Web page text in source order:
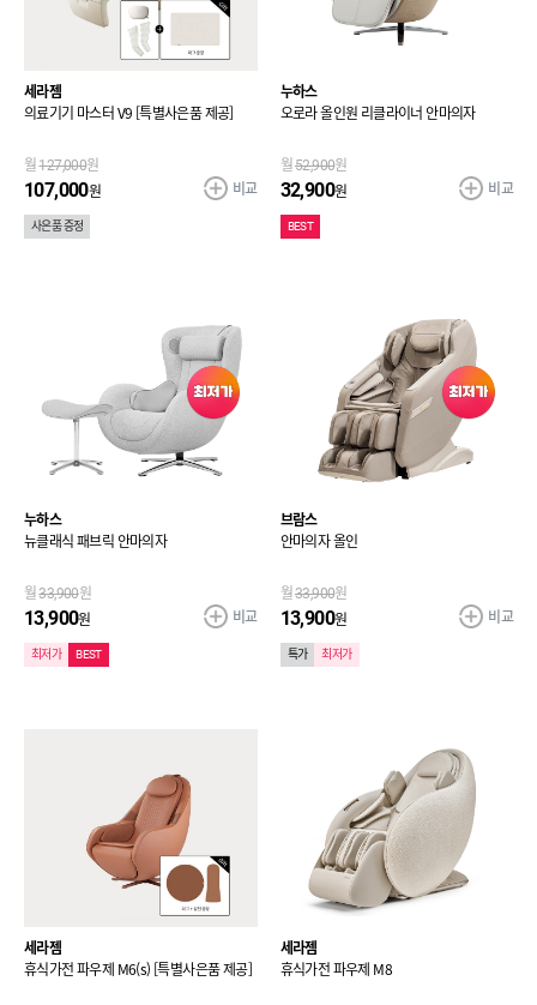
세라젬
의료기기 마스터 V9 [특별사은품 제공]
월127,000원
107,000원
사은품 증정
비교
누하스
오로라 올인원 리클라이너 안마의자
월52,900원
32,900원
BEST
비교
누하스
뉴클래식 패브릭 안마의자
월33,900원
13,900원
최저가 BEST
비교
브람스
안마의자 올인
월33,900원
13,900원
특가 최저가
비교
세라젬
휴식가전 파우제 M6(s) [특별사은품 제공]
세라젬
휴식가전 파우제 M8